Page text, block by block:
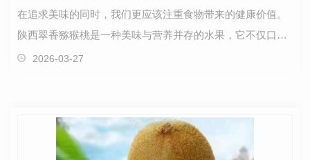
在追求美味的同时，我们更应该注重食物带来的健康价值。
陕西翠香猕猴桃是一种美味与营养并存的水果，它不仅口感
鲜美，还有着丰富的营养成分。从其外表晶莹剔透到内…
2026-03-27